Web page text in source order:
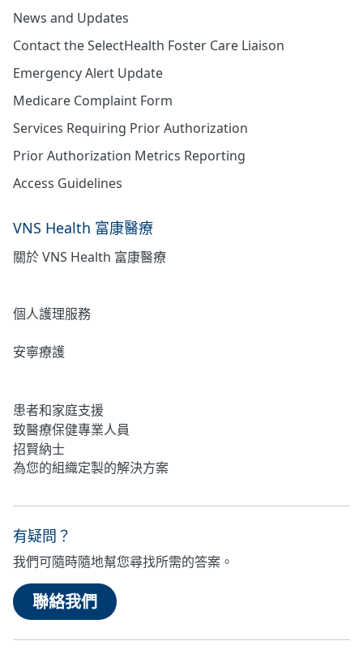
News and Updates
Contact the SelectHealth Foster Care Liaison
Emergency Alert Update
Medicare Complaint Form
Services Requiring Prior Authorization
Prior Authorization Metrics Reporting
Access Guidelines
VNS Health 富康醫療
關於 VNS Health 富康醫療
個人護理服務
安寧療護
患者和家庭支援
致醫療保健專業人員
招賢納士
為您的組織定製的解決方案
有疑問？
我們可隨時隨地幫您尋找所需的答案。
聯絡我們